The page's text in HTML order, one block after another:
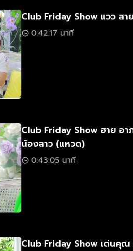
Club Friday Show แวว สา
0:42:17 นาที
Club Friday Show ฮาย อา
น้องสาว (แหวด)
0:43:05 นาที
Club Friday Show เด่นคุณ